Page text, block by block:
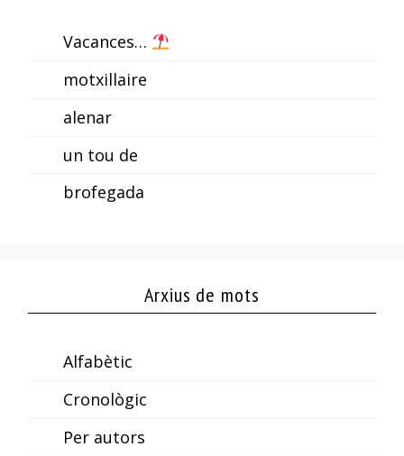
Vacances…
motxillaire
alenar
un tou de
brofegada
Arxius de mots
Alfabètic
Cronològic
Per autors